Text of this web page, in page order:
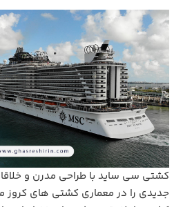
کشتی سی‌ ساید با طراحی مدرن و
جدیدی را در معماری کشتی‌ های کروز